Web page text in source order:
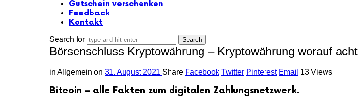
Gutschein verschenken
Feedback
Kontakt
Search for
Börsenschluss Kryptowährung – Kryptowährung worauf
in Allgemein on 31. August 2021 Share Facebook Twitter Pinterest Email 13 Views
Bitcoin – alle Fakten zum digitalen Zahlungsnetzwerk.